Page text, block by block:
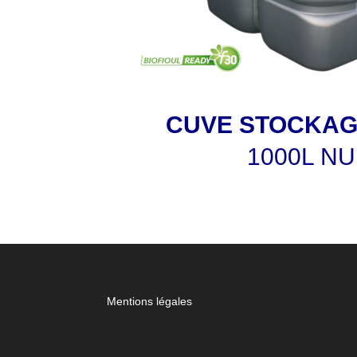
CUVE
1000L
Mentions légales